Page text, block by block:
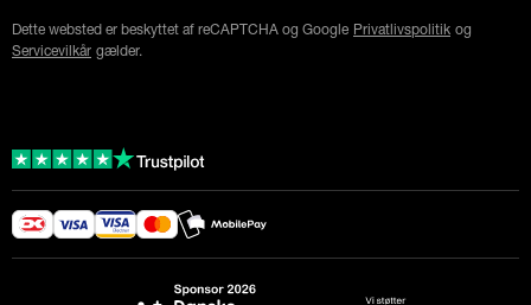
Dette websted er beskyttet af reCAPTCHA og Google Privatlivspolitik og
Servicevilkår gælder.